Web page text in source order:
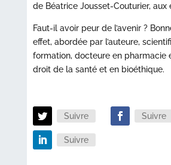
de Béatrice Jousset-Couturier, aux
Faut-il avoir peur de l’avenir ?
effet, abordée par l’auteure,
formation, docteure en pharmacie
droit de la santé et en bioéthique.
Suivre Suivre
Suivre